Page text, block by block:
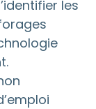
les